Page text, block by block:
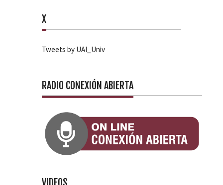
X
Tweets by UAI_Univ
RADIO CONEXIÓN ABIERTA